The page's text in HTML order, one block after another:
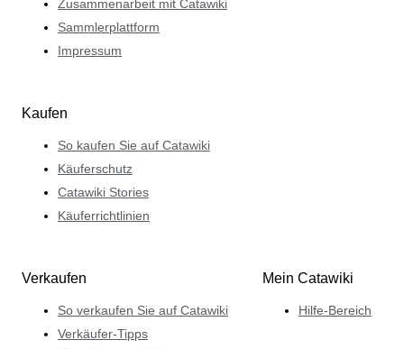
Zusammenarbeit mit Catawiki
Sammlerplattform
Impressum
Kaufen
So kaufen Sie auf Catawiki
Käuferschutz
Catawiki Stories
Käuferrichtlinien
Verkaufen
So verkaufen Sie auf Catawiki
Verkäufer-Tipps
Mein Catawiki
Hilfe-Bereich